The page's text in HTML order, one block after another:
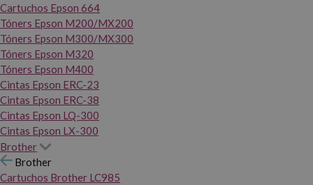
Cartuchos Epson 664
Tóners Epson M200/MX200
Tóners Epson M300/MX300
Tóners Epson M320
Tóners Epson M400
Cintas Epson ERC-23
Cintas Epson ERC-38
Cintas Epson LQ-300
Cintas Epson LX-300
Brother
Brother
Cartuchos Brother LC985